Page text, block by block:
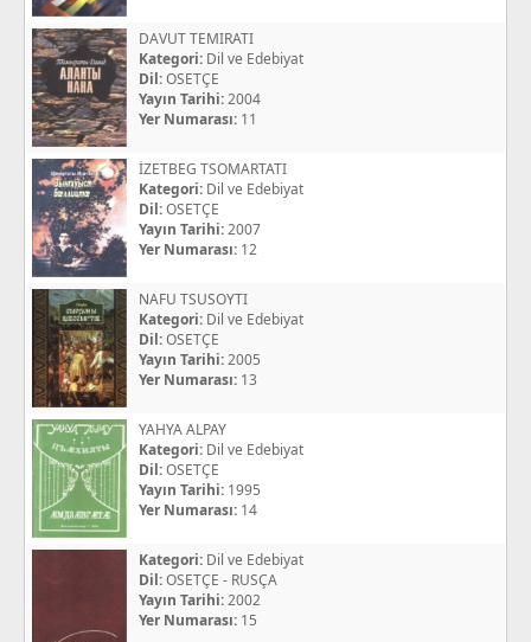
DAVUT TEMIRATI
Kategori: Dil ve Edebiyat
Dil:OSETÇE
Yayın Tarihi:2004
Yer Numarası: 11
İZETBEG TSOMARTATI
Kategori: Dil ve Edebiyat
Dil:OSETÇE
Yayın Tarihi:2007
Yer Numarası: 12
NAFU TSUSOYTI
Kategori: Dil ve Edebiyat
Dil:OSETÇE
Yayın Tarihi:2005
Yer Numarası: 13
YAHYA ALPAY
Kategori: Dil ve Edebiyat
Dil:OSETÇE
Yayın Tarihi: 1995
Yer Numarası: 14
Kategori: Dil ve Edebiyat
Dil:OSETÇE - RUSÇA
Yayın Tarihi:2002
Yer Numarası: 15